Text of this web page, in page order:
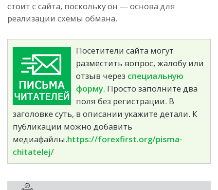
стоит с сайта, поскольку он — основа для
реализации схемы обмана.
Посетители сайта могут
разместить вопрос, жалобу или
отзыв через специальную
форму. Просто заполните два
поля без регистрации. В
заголовке суть, в описании укажите детали. К
публикации можно добавить
медиафайлы.https://forexfirst.org/pisma-
chitatelej/